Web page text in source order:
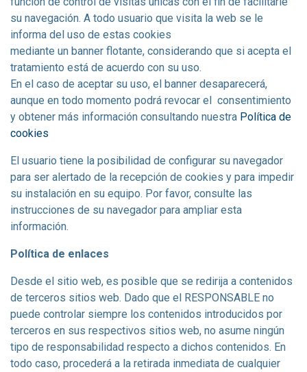
su navegación. A todo usuario que visita la web se le
informa del uso de estas cookies
mediante un banner flotante, considerando que si acepta el
tratamiento está de acuerdo con su uso.
En el caso de aceptar su uso, el banner desaparecerá,
aunque en todo momento podrá revocar el consentimiento
y obtener más información consultando nuestra Política de
cookies
El usuario tiene la posibilidad de configurar su navegador
para ser alertado de la recepción de cookies y para impedir
su instalación en su equipo. Por favor, consulte las
instrucciones de su navegador para ampliar esta
información.
Política de enlaces
Desde el sitio web, es posible que se redirija a contenidos
de terceros sitios web. Dado que el RESPONSABLE no
puede controlar siempre los contenidos introducidos por
terceros en sus respectivos sitios web, no asume ningún
tipo de responsabilidad respecto a dichos contenidos. En
todo caso, procederá a la retirada inmediata de cualquier